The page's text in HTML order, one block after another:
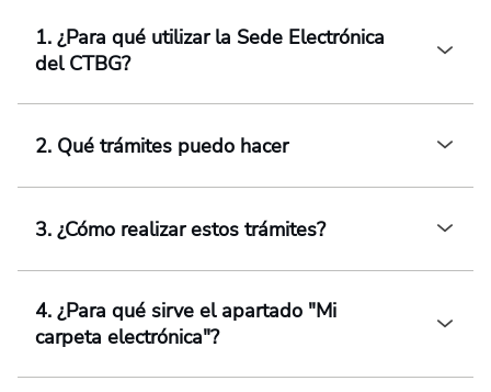
1. ¿Para qué utilizar la Sede Electrónica
del CTBG?
2. Qué trámites puedo hacer
3. ¿Cómo realizar estos trámites?
4. ¿Para qué sirve el apartado "Mi
carpeta electrónica"?